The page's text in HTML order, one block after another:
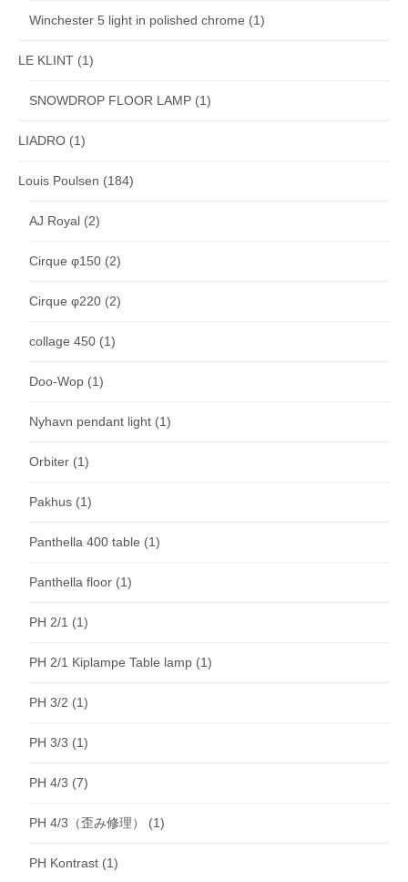
Winchester 5 light in polished chrome (1)
LE KLINT (1)
SNOWDROP FLOOR LAMP (1)
LIADRO (1)
Louis Poulsen (184)
AJ Royal (2)
Cirque φ150 (2)
Cirque φ220 (2)
collage 450 (1)
Doo-Wop (1)
Nyhavn pendant light (1)
Orbiter (1)
Pakhus (1)
Panthella 400 table (1)
Panthella floor (1)
PH 2/1 (1)
PH 2/1 Kiplampe Table lamp (1)
PH 3/2 (1)
PH 3/3 (1)
PH 4/3 (7)
PH 4/3（歪み修理） (1)
PH Kontrast (1)